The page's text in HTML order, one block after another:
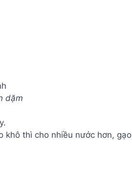
dặm
khô thì cho nhiều nước hơn, gạo